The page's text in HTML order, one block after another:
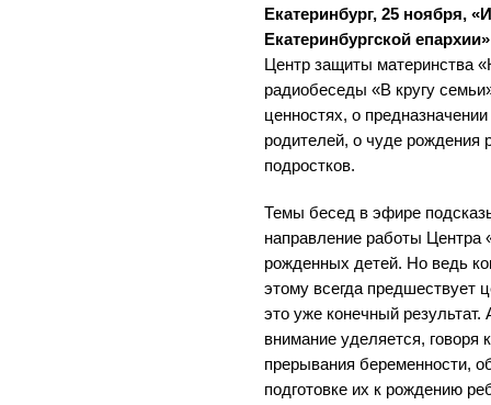
Екатеринбург, 25 ноября,
Екатеринбургской
Центр защиты материнства
радиобеседы «В кругу
ценностях, о
родителей, о чуде рождения
подростков.
Темы бесед в эфире
направление работы Центра
рожденных детей. Но ведь
этому всегда предшествует
это уже конечный
внимание уделяется,
прерывания беременности,
подготовке их к рождению